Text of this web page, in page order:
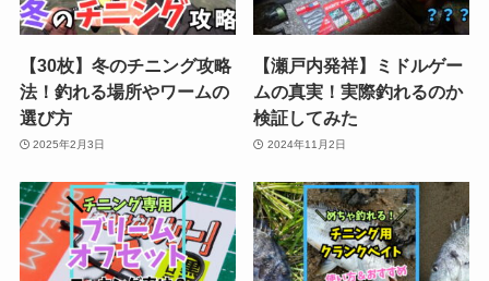
【30枚】冬のチニング攻略
法！釣れる場所やワームの
選び方
2025年2月3日
【瀬戸内発祥】ミドルゲー
ムの真実！実際釣れるのか
検証してみた
2024年11月2日